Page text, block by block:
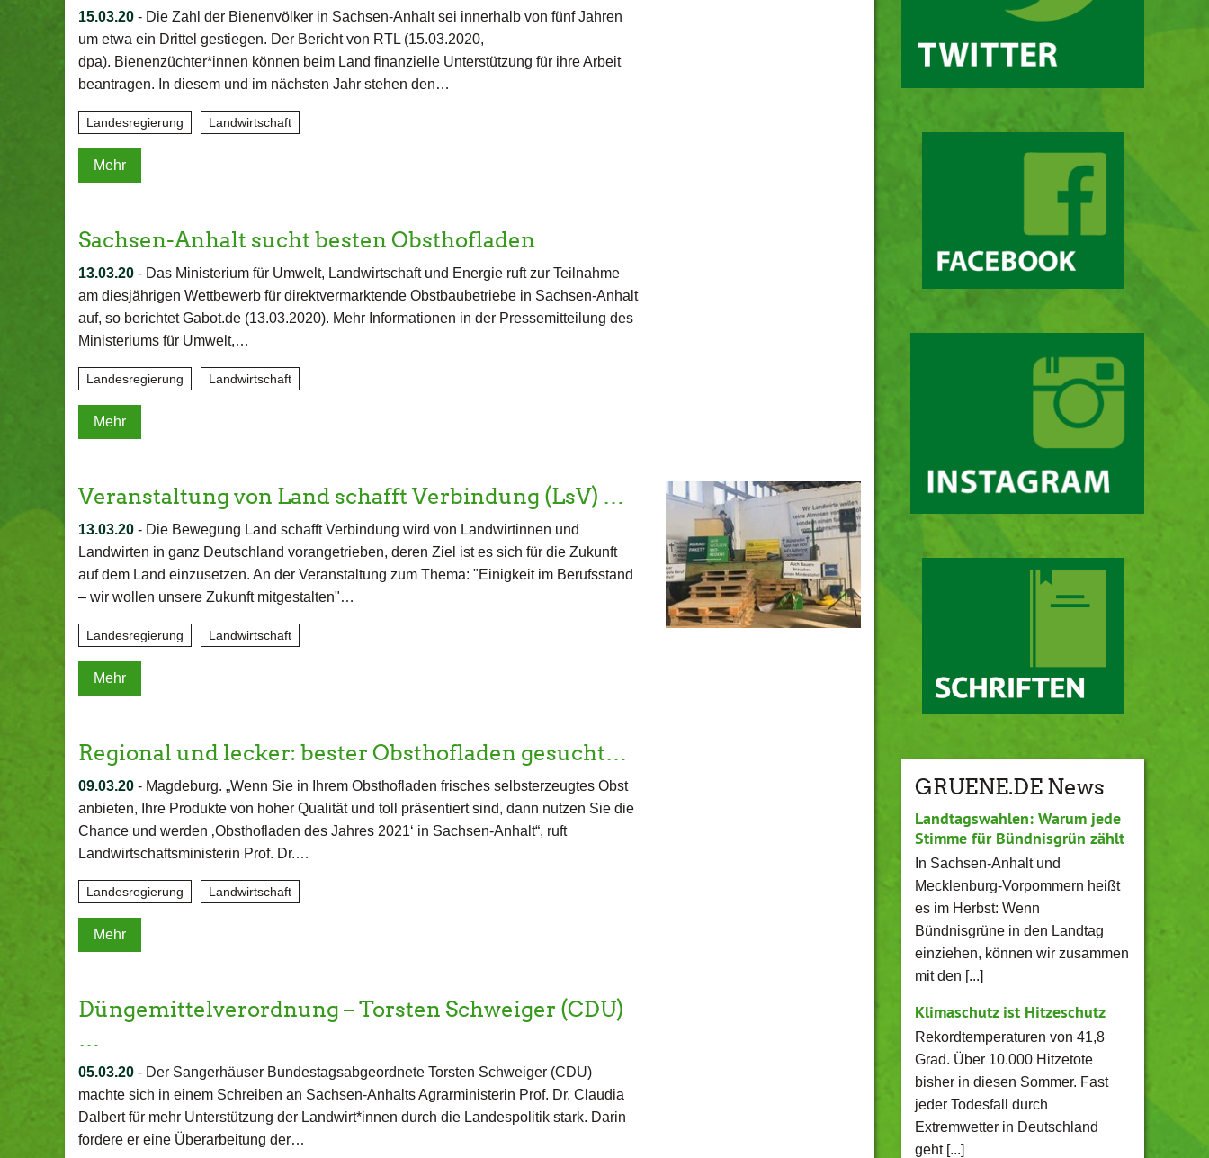
15.03.20 - Die Zahl der Bienenvölker in Sachsen-Anhalt sei innerhalb von fünf Jahren
um etwa ein Drittel gestiegen. Der Bericht von RTL (15.03.2020,
dpa). Bienenzüchter*innen können beim Land finanzielle Unterstützung für ihre Arbeit
beantragen. In diesem und im nächsten Jahr stehen den…
Landesregierung Landwirtschaft
Mehr
Sachsen-Anhalt sucht besten Obsthofladen
13.03.20 - Das Ministerium für Umwelt, Landwirtschaft und Energie ruft zur Teilnahme
am diesjährigen Wettbewerb für direktvermarktende Obstbaubetriebe in Sachsen-Anhalt
auf, so berichtet Gabot.de (13.03.2020). Mehr Informationen in der Pressemitteilung des
Ministeriums für Umwelt,…
Landesregierung Landwirtschaft
Mehr
Veranstaltung von Land schafft Verbindung (LsV) …
13.03.20 - Die Bewegung Land schafft Verbindung wird von Landwirtinnen und
Landwirten in ganz Deutschland vorangetrieben, deren Ziel ist es sich für die Zukunft
auf dem Land einzusetzen. An der Veranstaltung zum Thema: "Einigkeit im Berufsstand
– wir wollen unsere Zukunft mitgestalten"…
Landesregierung Landwirtschaft
Mehr
Regional und lecker: bester Obsthofladen gesucht…
09.03.20 - Magdeburg. „Wenn Sie in Ihrem Obsthofladen frisches selbsterzeugtes Obst
anbieten, Ihre Produkte von hoher Qualität und toll präsentiert sind, dann nutzen Sie die
Chance und werden ‚Obsthofladen des Jahres 2021‘ in Sachsen-Anhalt“, ruft
Landwirtschaftsministerin Prof. Dr.…
Landesregierung Landwirtschaft
Mehr
Düngemittelverordnung – Torsten Schweiger (CDU)
…
05.03.20 - Der Sangerhäuser Bundestagsabgeordnete Torsten Schweiger (CDU)
machte sich in einem Schreiben an Sachsen-Anhalts Agrarministerin Prof. Dr. Claudia
Dalbert für mehr Unterstützung der Landwirt*innen durch die Landespolitik stark. Darin
fordere er eine Überarbeitung der…
GRUENE.DE News
Landtagswahlen: Warum jede
Stimme für Bündnisgrün zählt
In Sachsen-Anhalt und
Mecklenburg-Vorpommern heißt
es im Herbst: Wenn
Bündnisgrüne in den Landtag
einziehen, können wir zusammen
mit den [...]
Klimaschutz ist Hitzeschutz
Rekordtemperaturen von 41,8
Grad. Über 10.000 Hitzetote
bisher in diesen Sommer. Fast
jeder Todesfall durch
Extremwetter in Deutschland
geht [...]